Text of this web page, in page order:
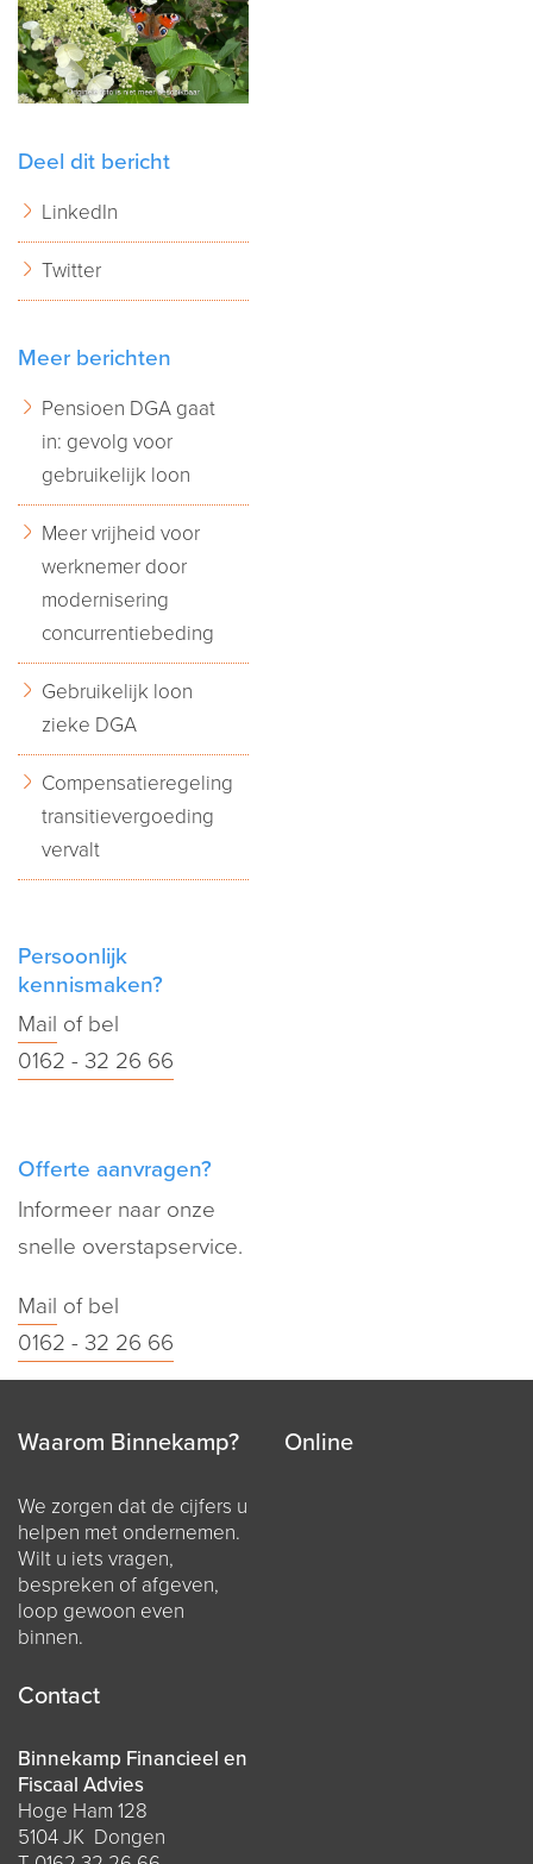
Deel dit bericht
LinkedIn
Twitter
Meer berichten
Pensioen DGA gaat
in: gevolg voor
gebruikelijk loon
Meer vrijheid voor
werknemer door
modernisering
concurrentiebeding
Gebruikelijk loon
zieke DGA
Compensatieregeling
transitievergoeding
vervalt
Persoonlijk
kennismaken?
Mail of bel
0162 - 32 26 66
Offerte aanvragen?
Informeer naar onze
snelle overstapservice.
Mail of bel
0162 - 32 26 66
Waarom Binnekamp?
We zorgen dat de cijfers u
helpen met ondernemen.
Wilt u iets vragen,
bespreken of afgeven,
loop gewoon even
binnen.
Online
Contact
Binnekamp Financieel en
Fiscaal Advies
Hoge Ham 128
5104 JK Dongen